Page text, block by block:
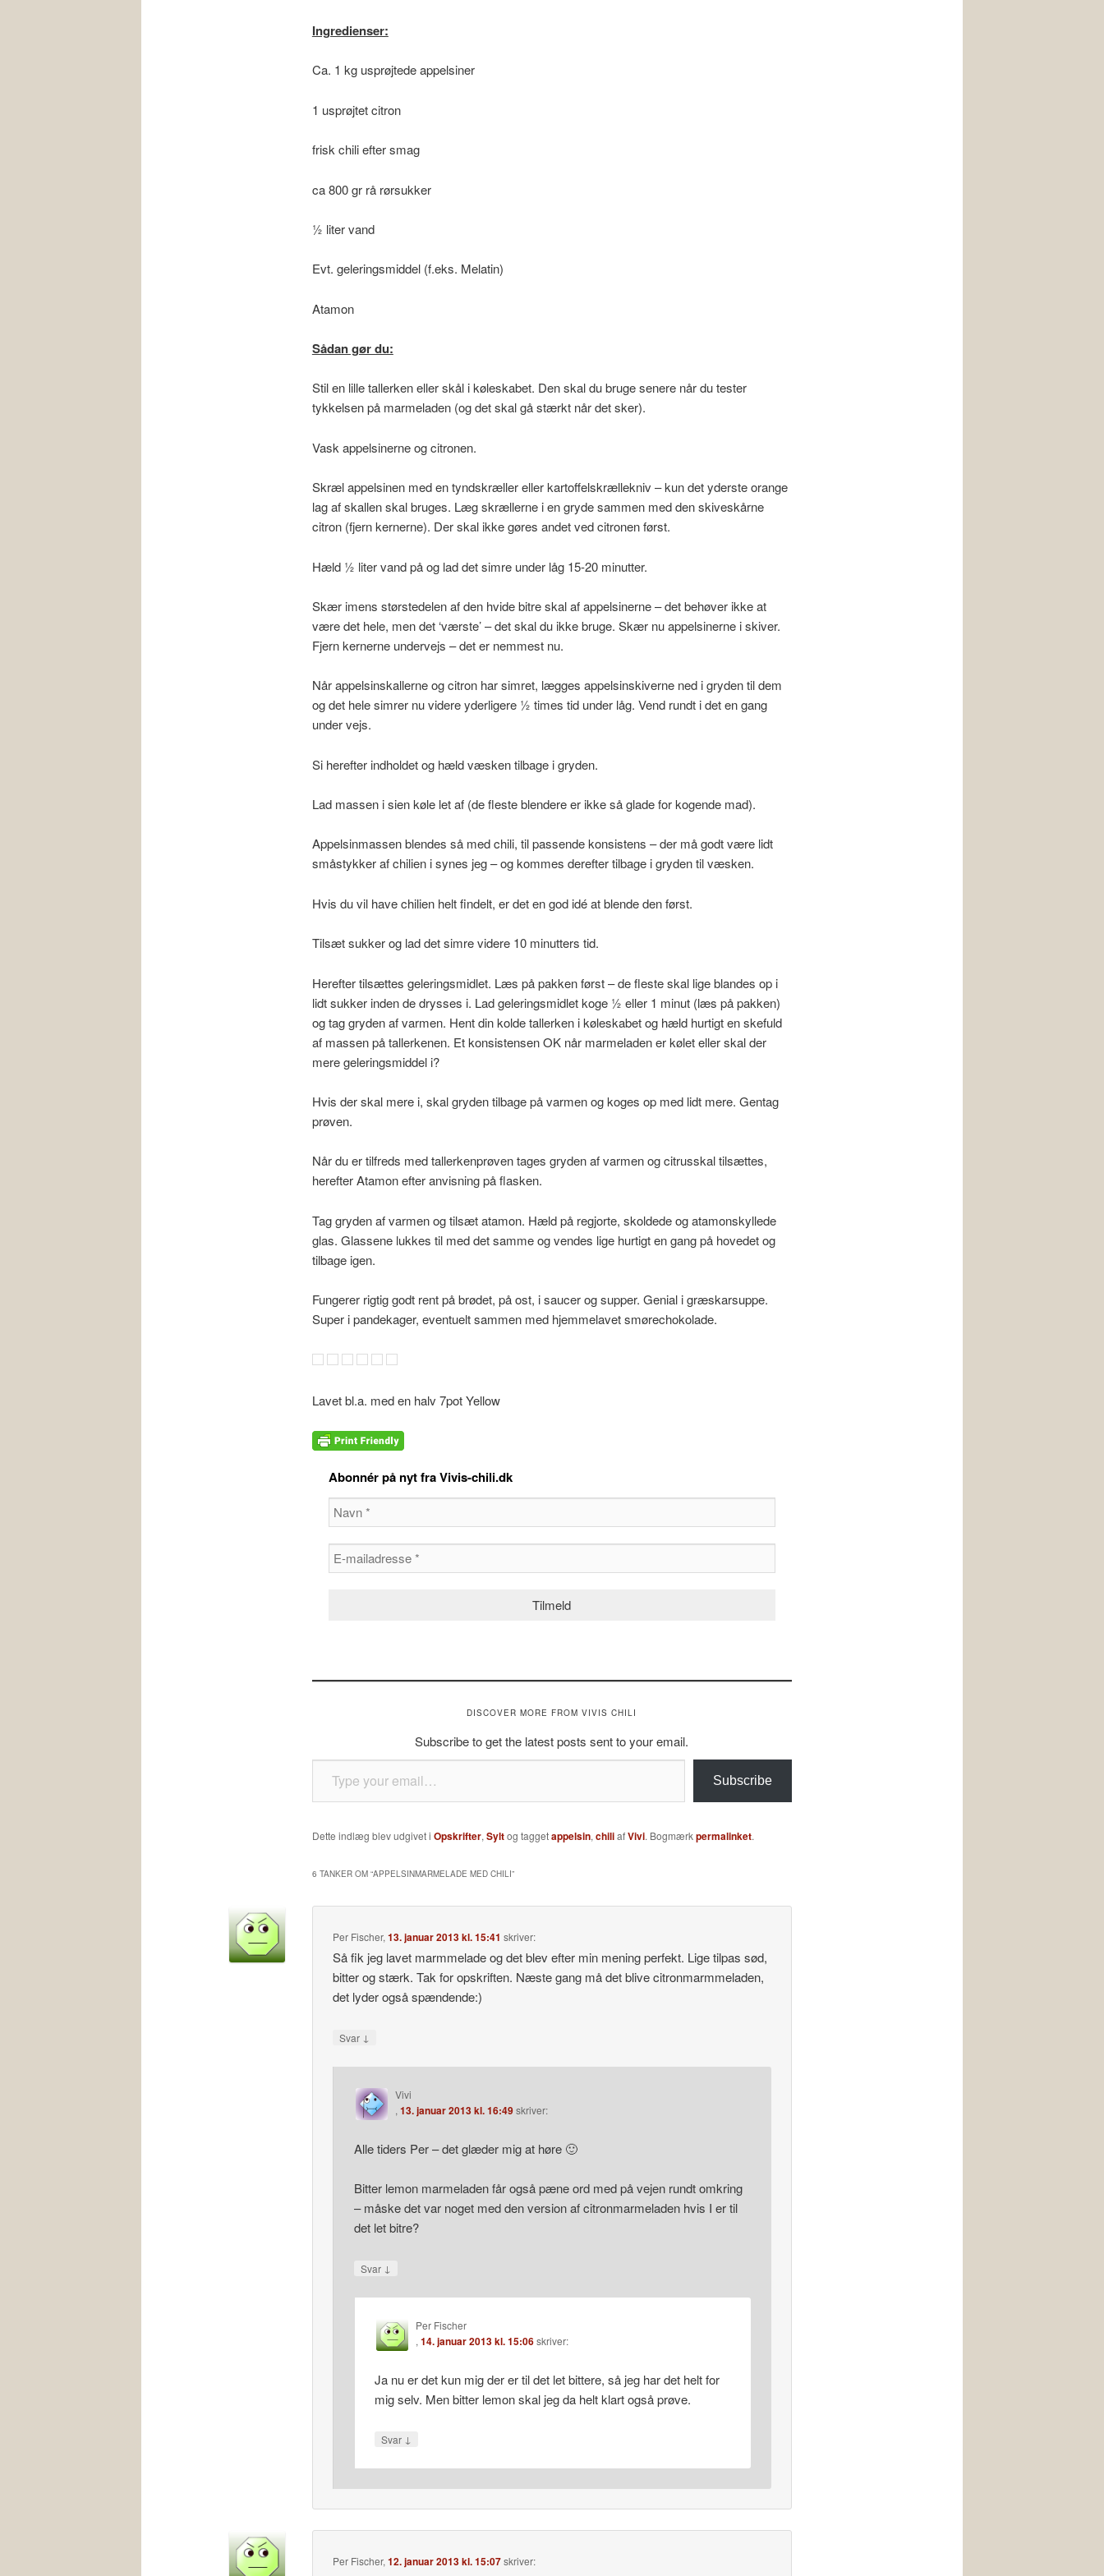
Ingredienser:
Ca. 1 kg usprøjtede appelsiner
1 usprøjtet citron
frisk chili efter smag
ca 800 gr rå rørsukker
½ liter vand
Evt. geleringsmiddel (f.eks. Melatin)
Atamon
Sådan gør du:
Stil en lille tallerken eller skål i køleskabet. Den skal du bruge senere når du tester
tykkelsen på marmeladen (og det skal gå stærkt når det sker).
Vask appelsinerne og citronen.
Skræl appelsinen med en tyndskræller eller kartoffelskrællekniv – kun det yderste orange
lag af skallen skal bruges. Læg skrællerne i en gryde sammen med den skiveskårne
citron (fjern kernerne). Der skal ikke gøres andet ved citronen først.
Hæld ½ liter vand på og lad det simre under låg 15-20 minutter.
Skær imens størstedelen af den hvide bitre skal af appelsinerne – det behøver ikke at
være det hele, men det ‘værste’ – det skal du ikke bruge. Skær nu appelsinerne i skiver.
Fjern kernerne undervejs – det er nemmest nu.
Når appelsinskallerne og citron har simret, lægges appelsinskiverne ned i gryden til dem
og det hele simrer nu videre yderligere ½ times tid under låg. Vend rundt i det en gang
under vejs.
Si herefter indholdet og hæld væsken tilbage i gryden.
Lad massen i sien køle let af (de fleste blendere er ikke så glade for kogende mad).
Appelsinmassen blendes så med chili, til passende konsistens – der må godt være lidt
småstykker af chilien i synes jeg – og kommes derefter tilbage i gryden til væsken.
Hvis du vil have chilien helt findelt, er det en god idé at blende den først.
Tilsæt sukker og lad det simre videre 10 minutters tid.
Herefter tilsættes geleringsmidlet. Læs på pakken først – de fleste skal lige blandes op i
lidt sukker inden de drysses i. Lad geleringsmidlet koge ½ eller 1 minut (læs på pakken)
og tag gryden af varmen. Hent din kolde tallerken i køleskabet og hæld hurtigt en skefuld
af massen på tallerkenen. Et konsistensen OK når marmeladen er kølet eller skal der
mere geleringsmiddel i?
Hvis der skal mere i, skal gryden tilbage på varmen og koges op med lidt mere. Gentag
prøven.
Når du er tilfreds med tallerkenprøven tages gryden af varmen og citrusskal tilsættes,
herefter Atamon efter anvisning på flasken.
Tag gryden af varmen og tilsæt atamon. Hæld på regjorte, skoldede og atamonskyllede
glas. Glassene lukkes til med det samme og vendes lige hurtigt en gang på hovedet og
tilbage igen.
Fungerer rigtig godt rent på brødet, på ost, i saucer og supper. Genial i græskarsuppe.
Super i pandekager, eventuelt sammen med hjemmelavet smørechokolade.
Lavet bl.a. med en halv 7pot Yellow
Abonnér på nyt fra Vivis-chili.dk
DISCOVER MORE FROM VIVIS CHILI
Subscribe to get the latest posts sent to your email.
Type your email…
Subscribe
Dette indlæg blev udgivet i Opskrifter, Syltog taggetappelsin, chiliafVivi. Bogmærkpermalinket.
6 TANKER OM “APPELSINMARMELADE MED CHILI”
Per Fischer,13. januar 2013 kl. 15:41 skriver:
Så fik jeg lavet marmmelade og det blev efter min mening perfekt. Lige tilpas sød,
bitter og stærk. Tak for opskriften. Næste gang må det blive citronmarmmeladen,
det lyder også spændende:)
Svar ↓
Vivi
,13. januar 2013 kl. 16:49skriver:
Alle tiders Per – det glæder mig at høre 🙂
Bitter lemon marmeladen får også pæne ord med på vejen rundt omkring
– måske det var noget med den version af citronmarmeladen hvis I er til
det let bitre?
Svar ↓
Per Fischer
, 14. januar 2013 kl. 15:06skriver:
Ja nu er det kun mig der er til det let bittere, så jeg har det helt for
mig selv. Men bitter lemon skal jeg da helt klart også prøve.
Svar ↓
Per Fischer,12. januar 2013 kl. 15:07skriver: